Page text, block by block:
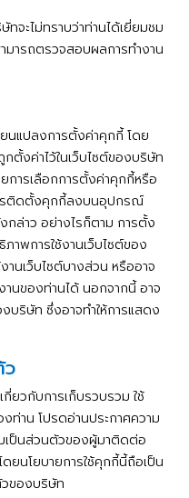
ทจะไม่ทราบว่าท่านได้เยี่ยมชม
ามารถตรวจสอบผลการทำงาน
นแปลงการตั้งค่าคุกกี้ โดย
กตั้งค่าไว้ในเว็บไซต์ของบริษัท
การเลือกการตั้งค่าคุกกี้หรือ
รติดตั้งคุกกี้ลงบนอุปกรณ์
กล่าว อย่างไรก็ตาม การตั้ง
พการใช้งานเว็บไซต์ของ
านเว็บไซต์บางส่วน หรืออาจ
านของท่านได้นอกจากนี้ อาจ
งบริษัท ซึ่งอาจทำให้การแสดง
ว
ยวกับการเก็บรวบรวม ใช้
ท่าน โปรดอ่านประกาศความ
เป็นส่วนตัวของผู้มาติดต่อ
ดยนโยบายการใช้คุกกี้นี้ถือเป็น
ของบริษัท